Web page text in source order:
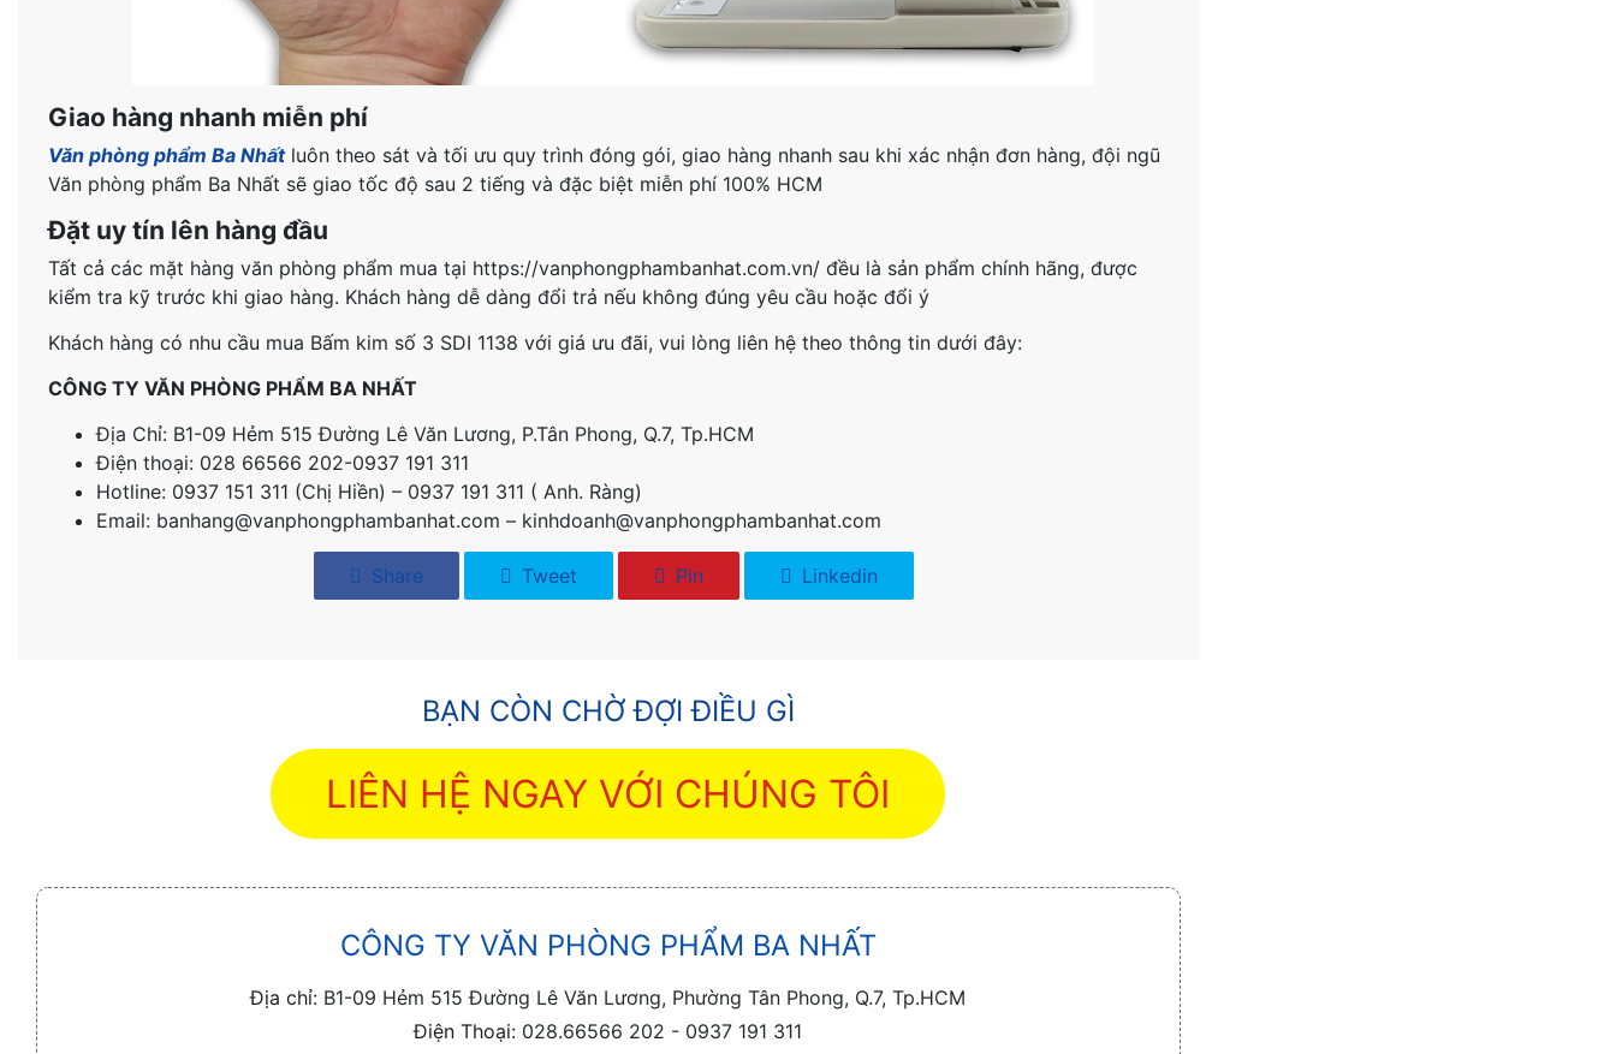
Giao hàng nhanh miễn phí
Văn phòng phẩm Ba Nhấtluôn theo sát và tối ưu quy trình đóng gói, giao hàng nhanh sau khi xác nhận đơn hàng, đội ngũ
Văn phòng phẩm Ba Nhất sẽ giao tốc độ sau 2 tiếng và đặc biệt miễn phí 100% HCM
Đặt uy tín lên hàng đầu
Tất cả các mặt hàng văn phòng phẩm mua tại https://vanphongphambanhat.com.vn/ đều là sản phẩm chính hãng, được
kiểm tra kỹ trước khi giao hàng. Khách hàng dễ dàng đổi trả nếu không đúng yêu cầu hoặc đổi ý
Khách hàng có nhu cầu mua Bấm kim số 3 SDI 1138 với giá ưu đãi, vui lòng liên hệ theo thông tin dưới đây:
CÔNG TY VĂN PHÒNG PHẨM BA NHẤT
Địa Chỉ: B1-09 Hẻm 515 Đường Lê Văn Lương, P.Tân Phong, Q.7, Tp.HCM
Điện thoại: 028 66566 202-0937 191 311
Hotline: 0937 151 311 (Chị Hiền) – 0937 191 311 ( Anh. Ràng)
Email: banhang@vanphongphambanhat.com – kinhdoanh@vanphongphambanhat.com
Share Tweet Pin Linkedin
BẠN CÒN CHỜ ĐỢI ĐIỀU GÌ
LIÊN HỆ NGAY VỚI CHÚNG TÔI
CÔNG TY VĂN PHÒNG PHẨM BA NHẤT
Địa chỉ: B1-09 Hẻm 515 Đường Lê Văn Lương, Phường Tân Phong, Q.7, Tp.HCM
Điện Thoại: 028.66566 202 - 0937 191 311